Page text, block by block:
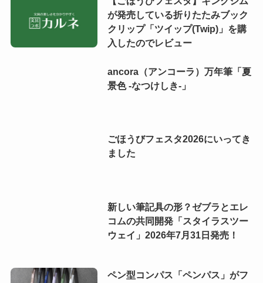
が発売している折りたたみブック
クリップ「ツイップ(Twip)」を購
入したのでレビュー
ancora（アンコーラ）万年筆「夏
景色 -なつけしき-」
ごほうびフェスタ2026にいってき
ました
新しい筆記具の形？ゼブラとエレ
コムの共同開発「スタイラスツー
ウェイ」2026年7月31日発売！
ペン型コンパス「ペンパス」がフ